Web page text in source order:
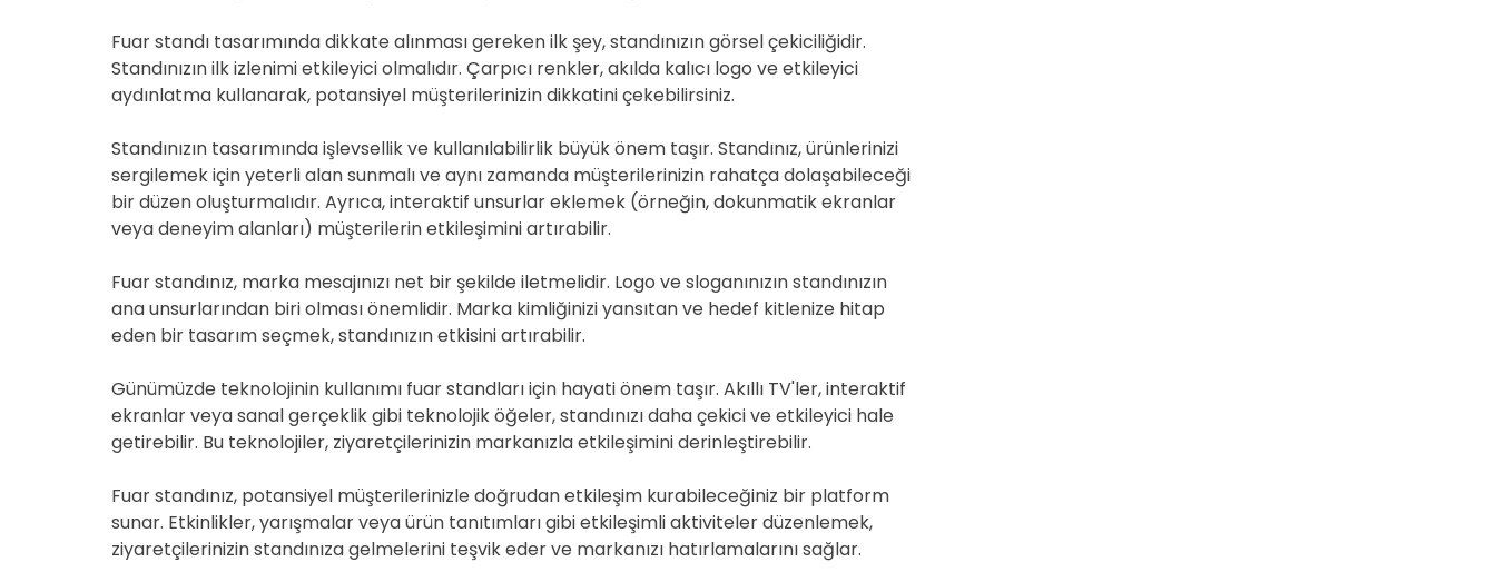
Fuar standı tasarımında dikkate alınması gereken ilk şey, standınızın görsel çekiciliğidir.
Standınızın ilk izlenimi etkileyici olmalıdır. Çarpıcı renkler, akılda kalıcı logo ve etkileyici
aydınlatma kullanarak, potansiyel müşterilerinizin dikkatini çekebilirsiniz.
Standınızın tasarımında işlevsellik ve kullanılabilirlik büyük önem taşır. Standınız, ürünlerinizi
sergilemek için yeterli alan sunmalı ve aynı zamanda müşterilerinizin rahatça dolaşabileceği
bir düzen oluşturmalıdır. Ayrıca, interaktif unsurlar eklemek (örneğin, dokunmatik ekranlar
veya deneyim alanları) müşterilerin etkileşimini artırabilir.
Fuar standınız, marka mesajınızı net bir şekilde iletmelidir. Logo ve sloganınızın standınızın
ana unsurlarından biri olması önemlidir. Marka kimliğinizi yansıtan ve hedef kitlenize hitap
eden bir tasarım seçmek, standınızın etkisini artırabilir.
Günümüzde teknolojinin kullanımı fuar standları için hayati önem taşır. Akıllı TV'ler, interaktif
ekranlar veya sanal gerçeklik gibi teknolojik öğeler, standınızı daha çekici ve etkileyici hale
getirebilir. Bu teknolojiler, ziyaretçilerinizin markanızla etkileşimini derinleştirebilir.
Fuar standınız, potansiyel müşterilerinizle doğrudan etkileşim kurabileceğiniz bir platform
sunar. Etkinlikler, yarışmalar veya ürün tanıtımları gibi etkileşimli aktiviteler düzenlemek,
ziyaretçilerinizin standınıza gelmelerini teşvik eder ve markanızı hatırlamalarını sağlar.